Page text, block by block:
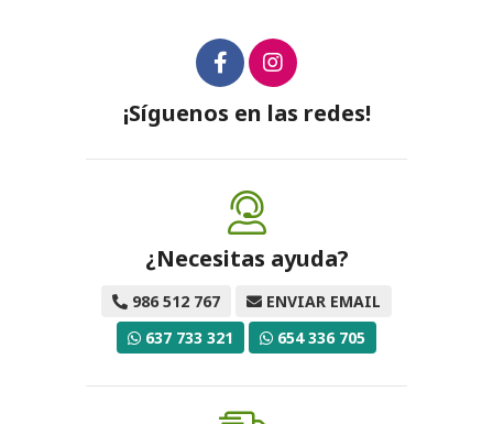
¡Síguenos en las redes!
¿Necesitas ayuda?
986 512 767
ENVIAR EMAIL
637 733 321
654 336 705